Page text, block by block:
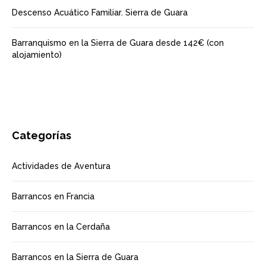
Descenso Acuático Familiar. Sierra de Guara
Barranquismo en la Sierra de Guara desde 142€ (con
alojamiento)
Categorías
Actividades de Aventura
Barrancos en Francia
Barrancos en la Cerdaña
Barrancos en la Sierra de Guara